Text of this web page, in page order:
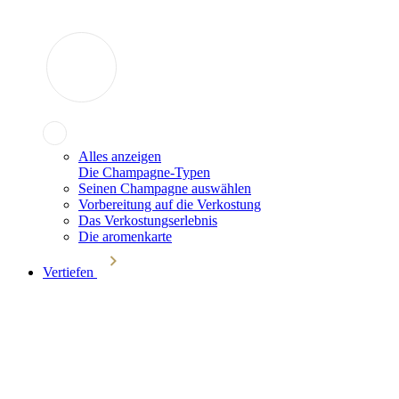
Alles anzeigen
Die Champagne-Typen
Seinen Champagne auswählen
Vorbereitung auf die Verkostung
Das Verkostungserlebnis
Die aromenkarte
Vertiefen